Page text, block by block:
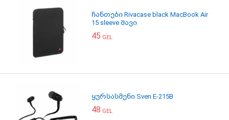
ჩანთები Rivacase black MacBook Air
15 sleeve შავი
45 GEL
ყურსასმენი Sven E-215B
48 GEL